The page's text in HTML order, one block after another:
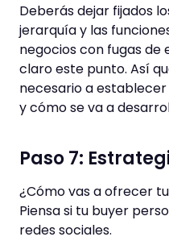
Deberás dejar fijados
jerarquía y las
negocios con fugas
claro este punto. Así
necesario a
y cómo se va a
Paso 7:
¿Cómo vas a ofrecer
Piensa si tu buyer
redes sociales.